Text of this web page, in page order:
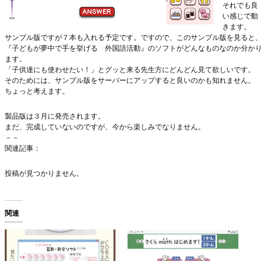
それでも良
い感じで動
きます。
サンプル版ですが７本も入れる予定です。ですので、このサンプル版を見ると、
『子どもが夢中で手を挙げる 外国語活動』のソフトがどんなものなのか分かり
ます。
「子供達にも使わせたい！」とグッと来る先生方にどんどん見て欲しいです。
そのためには、サンプル版をサーバーにアップすると良いのかも知れません。
ちょっと考えます。
製品版は３月に発売されます。
まだ、完成していないのですが、今から楽しみでなりません。
－－
関連記事：
投稿が見つかりません。
関連